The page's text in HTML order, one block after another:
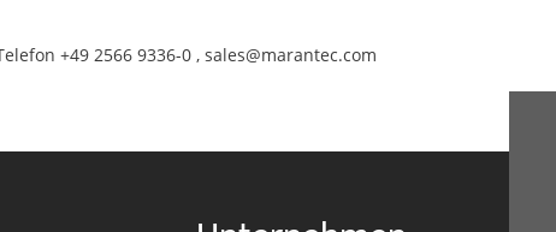
+49 2566 9336-0 , sales@marantec.com